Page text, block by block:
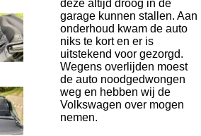
deze altijd droog in de
garage kunnen stallen. Aan
onderhoud kwam de auto
niks te kort en er is
uitstekend voor gezorgd.
Wegens overlijden moest
de auto noodgedwongen
weg en hebben wij de
Volkswagen over mogen
nemen.